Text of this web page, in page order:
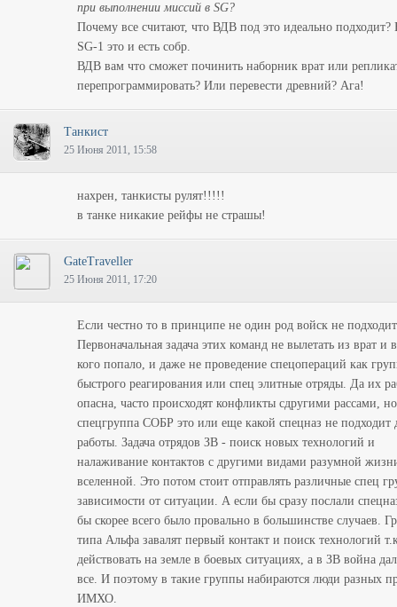
при выполнении миссий в SG?
Почему все считают, что ВДВ под это идеально подходит?
SG-1 это и есть собр.
ВДВ вам что сможет починить наборник врат или
перепрограммировать? Или перевести древний? Ага!
Танкист
25 Июня 2011, 15:58
нахрен, танкисты рулят!!!!!
в танке никакие рейфы не страшы!
GateTraveller
25 Июня 2011, 17:20
Если честно то в принципе не один род войск не
Первоначальная задача этих команд не вылетать из врат и
кого попало, и даже не проведение спецопераций как
быстрого реагирования или спец элитные отряды. Да их
опасна, часто происходят конфликты сдругими рассами,
спецгруппа СОБР это или еще какой спецназ не подходит
работы. Задача отрядов ЗВ - поиск новых технологий и
налаживание контактов с другими видами разумной
вселенной. Это потом стоит отправлять различные спец
зависимости от ситуации. А если бы сразу послали
бы скорее всего было провально в большинстве случаев.
типа Альфа завалят первый контакт и поиск технологий
действовать на земле в боевых ситуациях, а в ЗВ война
все. И поэтому в такие группы набираются люди разных
ИМХО.